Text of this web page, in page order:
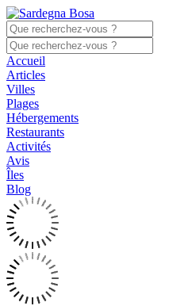
Accueil
Articles
Villes
Plages
Hébergements
Restaurants
Activités
Avis
Îles
Blog